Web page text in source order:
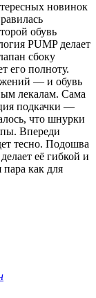
новинок
обувь
PUMP делает
сбоку
его полноту.
— и обувь
лекалам. Сама
подкачки —
что шнурки
Впереди
тесно. Подошва
её гибкой и
пара как для